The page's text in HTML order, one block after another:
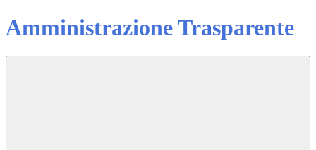
Amministrazione Trasparente